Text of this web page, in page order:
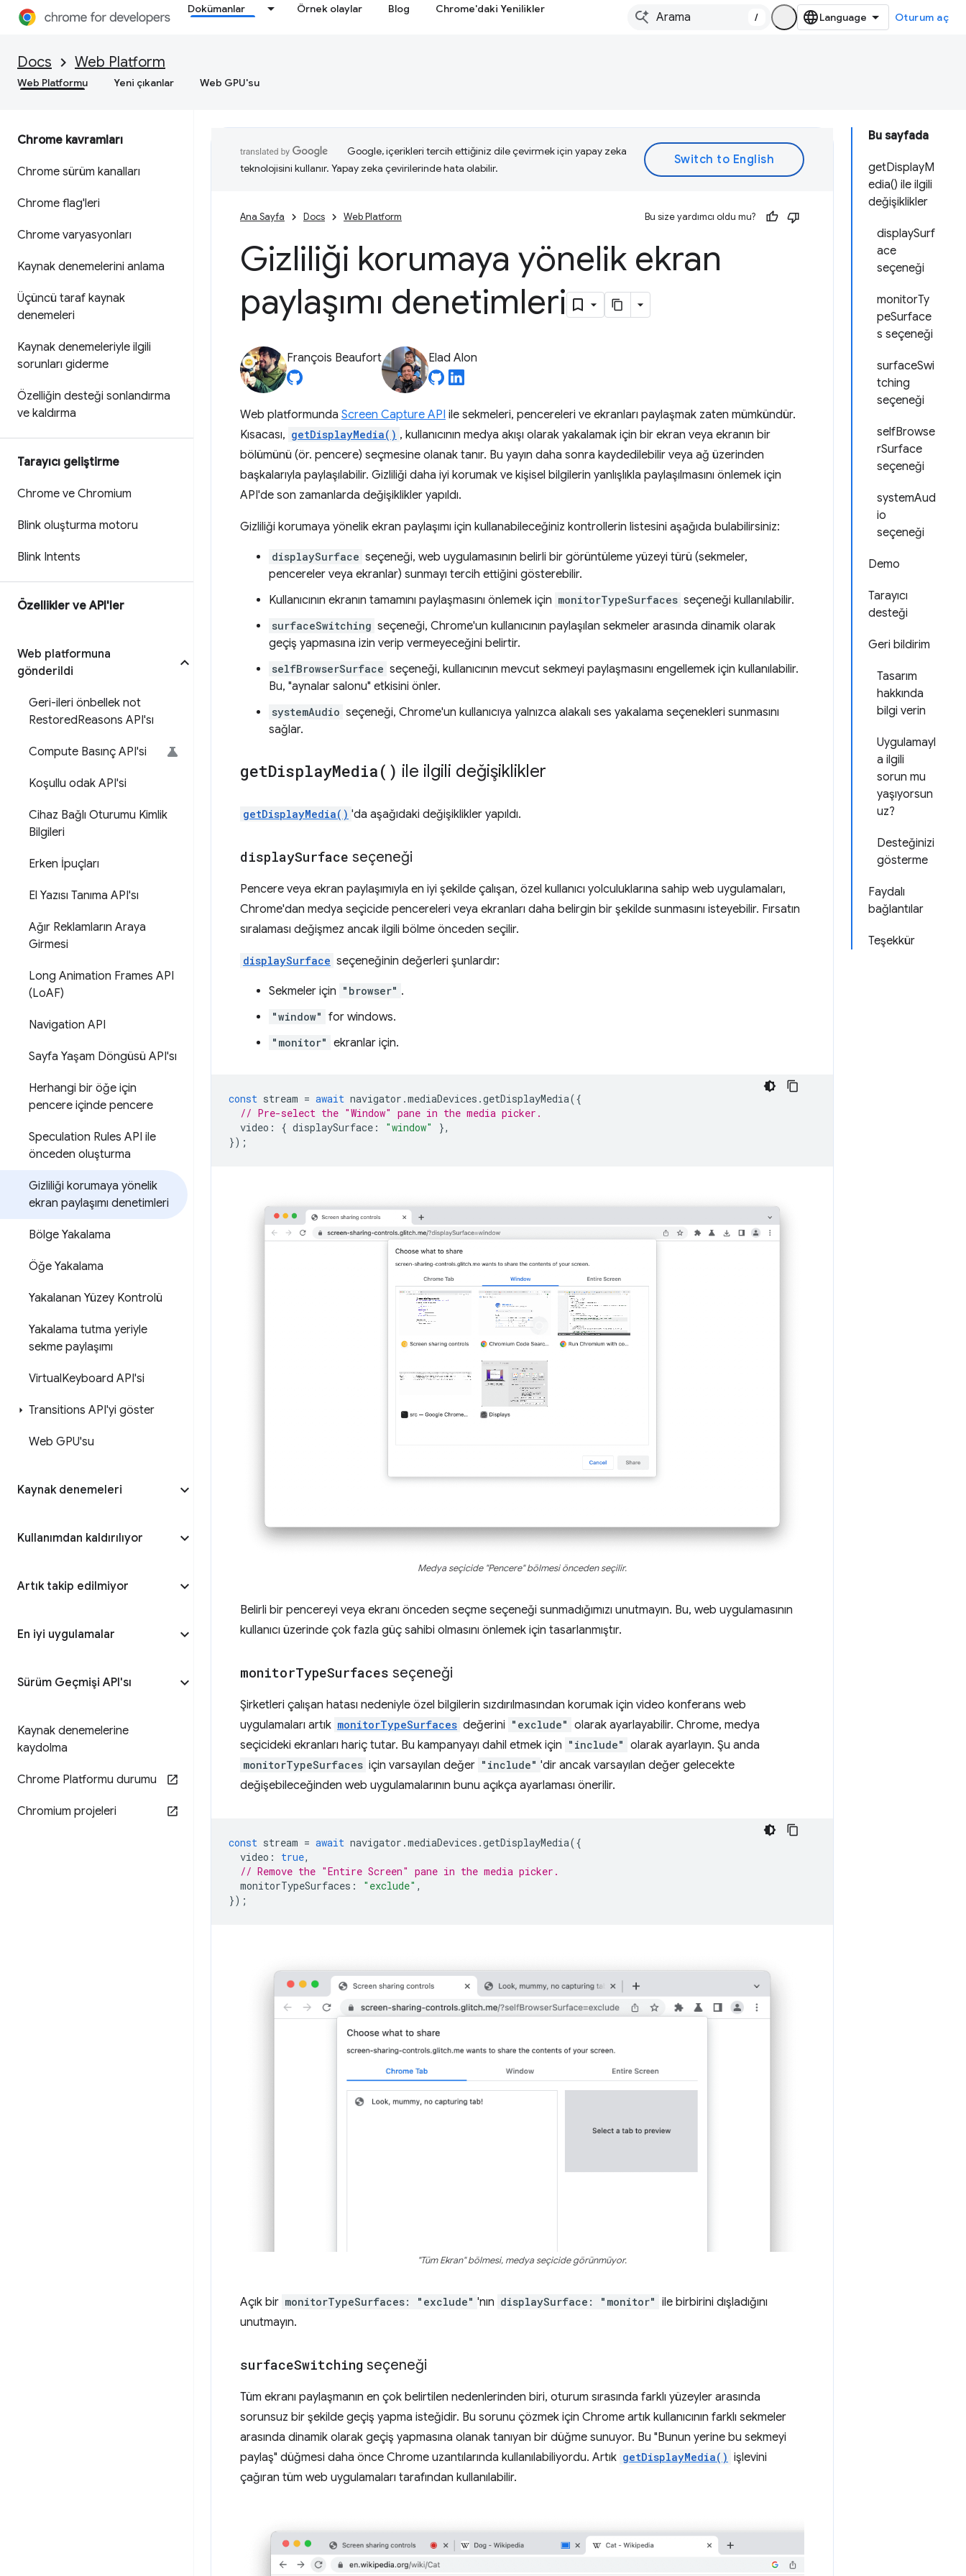
Dokümanlar Örnek olaylar Blog Chrome'daki Yenilikler
/ Oturum aç
Docs Web Platform
Web Platformu Yeni çıkanlar Web GPU'su
Chrome kavramları
Chrome sürüm kanalları
Chrome flag'leri
Chrome varyasyonları
Kaynak denemelerini anlama
Üçüncü taraf kaynak
denemeleri
Kaynak denemeleriyle ilgili
sorunları giderme
Özelliğin desteği sonlandırma
ve kaldırma
Tarayıcı geliştirme
Chrome ve Chromium
Blink oluşturma motoru
Blink Intents
Özellikler ve API'ler
Web platformuna
gönderildi
Geri-ileri önbellek not
RestoredReasons API'sı
Compute Basınç API'si
Koşullu odak API'si
Cihaz Bağlı Oturumu Kimlik
Bilgileri
Erken İpuçları
El Yazısı Tanıma API'sı
Ağır Reklamların Araya
Girmesi
Long Animation Frames API
(LoAF)
Navigation API
Sayfa Yaşam Döngüsü API'sı
Herhangi bir öğe için
pencere içinde pencere
Speculation Rules API ile
önceden oluşturma
Gizliliği korumaya yönelik
ekran paylaşımı denetimleri
Bölge Yakalama
Öğe Yakalama
Yakalanan Yüzey Kontrolü
Yakalama tutma yeriyle
sekme paylaşımı
VirtualKeyboard API'si
Transitions API'yi göster
Web GPU'su
Kaynak denemeleri
Kullanımdan kaldırılıyor
Artık takip edilmiyor
En iyi uygulamalar
Sürüm Geçmişi API'sı
Kaynak denemelerine
kaydolma
Chrome Platformu durumu
Chromium projeleri
Bu sayfada
getDisplayM
edia() ile ilgili
değişiklikler
displaySurf
ace
seçeneği
monitorTy
peSurface
s seçeneği
surfaceSwi
tching
seçeneği
selfBrowse
rSurface
seçeneği
systemAud
io
seçeneği
Demo
Tarayıcı
desteği
Geri bildirim
Tasarım
hakkında
bilgi verin
Uygulamayl
a ilgili
sorun mu
yaşıyorsun
uz?
Desteğinizi
gösterme
Faydalı
bağlantılar
Teşekkür
Google, içerikleri tercih ettiğiniz dile çevirmek için yapay zeka
teknolojisini kullanır. Yapay zeka çevirilerinde hata olabilir.
Ana Sayfa Docs Web Platform Bu size yardımcı oldu mu?
Gizliliği korumaya yönelik ekran
paylaşımı denetimleri
François Beaufort Elad Alon
Web platformunda Screen Capture API ile sekmeleri, pencereleri ve ekranları paylaşmak zaten mümkündür.
Kısacası, getDisplayMedia() , kullanıcının medya akışı olarak yakalamak için bir ekran veya ekranın bir
bölümünü (ör. pencere) seçmesine olanak tanır. Bu yayın daha sonra kaydedilebilir veya ağ üzerinden
başkalarıyla paylaşılabilir. Gizliliği daha iyi korumak ve kişisel bilgilerin yanlışlıkla paylaşılmasını önlemek için
API'de son zamanlarda değişiklikler yapıldı.
Gizliliği korumaya yönelik ekran paylaşımı için kullanabileceğiniz kontrollerin listesini aşağıda bulabilirsiniz:
displaySurface seçeneği, web uygulamasının belirli bir görüntüleme yüzeyi türü (sekmeler,
pencereler veya ekranlar) sunmayı tercih ettiğini gösterebilir.
Kullanıcının ekranın tamamını paylaşmasını önlemek için monitorTypeSurfaces seçeneği kullanılabilir.
surfaceSwitching seçeneği, Chrome'un kullanıcının paylaşılan sekmeler arasında dinamik olarak
geçiş yapmasına izin verip vermeyeceğini belirtir.
selfBrowserSurface seçeneği, kullanıcının mevcut sekmeyi paylaşmasını engellemek için kullanılabilir.
Bu, "aynalar salonu" etkisini önler.
systemAudio seçeneği, Chrome'un kullanıcıya yalnızca alakalı ses yakalama seçenekleri sunmasını
sağlar.
getDisplayMedia( ) ile ilgili değişiklikler
getDisplayMedia() 'da aşağıdaki değişiklikler yapıldı.
displaySurface seçeneği
Pencere veya ekran paylaşımıyla en iyi şekilde çalışan, özel kullanıcı yolculuklarına sahip web uygulamaları,
Chrome'dan medya seçicide pencereleri veya ekranları daha belirgin bir şekilde sunmasını isteyebilir. Fırsatın
sıralaması değişmez ancak ilgili bölme önceden seçilir.
displaySurface seçeneğinin değerleri şunlardır:
Sekmeler için "browser" .
"window" for windows.
"monitor" ekranlar için.
const stream = await navigator .mediaDevices .getDisplayMedia({
// Pre-select the "Window" pane in the media picker.
video : { displaySurface : "window"
},
});
Medya seçicide "Pencere" bölmesi önceden seçilir.
Belirli bir pencereyi veya ekranı önceden seçme seçeneği sunmadığımızı unutmayın. Bu, web uygulamasının
kullanıcı üzerinde çok fazla güç sahibi olmasını önlemek için tasarlanmıştır.
monitorTypeSurfaces seçeneği
Şirketleri çalışan hatası nedeniyle özel bilgilerin sızdırılmasından korumak için video konferans web
uygulamaları artık monitorTypeSurfaces değerini "exclude" olarak ayarlayabilir. Chrome, medya
seçicideki ekranları hariç tutar. Bu kampanyayı dahil etmek için "include" olarak ayarlayın. Şu anda
monitorTypeSurfaces için varsayılan değer "include" 'dir ancak varsayılan değer gelecekte
değişebileceğinden web uygulamalarının bunu açıkça ayarlaması önerilir.
const stream = await navigator .mediaDevices .getDisplayMedia({
video : true,
// Remove the "Entire Screen" pane in the media picker.
monitorTypeSurfaces : "exclude" ,
});
"Tüm Ekran" bölmesi, medya seçicide görünmüyor.
Açık bir monitorTypeSurfaces: "exclude" 'nın displaySurface: "monitor" ile birbirini dışladığını
unutmayın.
surfaceSwitching seçeneği
Tüm ekranı paylaşmanın en çok belirtilen nedenlerinden biri, oturum sırasında farklı yüzeyler arasında
sorunsuz bir şekilde geçiş yapma isteğidir. Bu sorunu çözmek için Chrome artık kullanıcının farklı sekmeler
arasında dinamik olarak geçiş yapmasına olanak tanıyan bir düğme sunuyor. Bu "Bunun yerine bu sekmeyi
paylaş" düğmesi daha önce Chrome uzantılarında kullanılabiliyordu. Artık getDisplayMedia() işlevini
çağıran tüm web uygulamaları tarafından kullanılabilir.